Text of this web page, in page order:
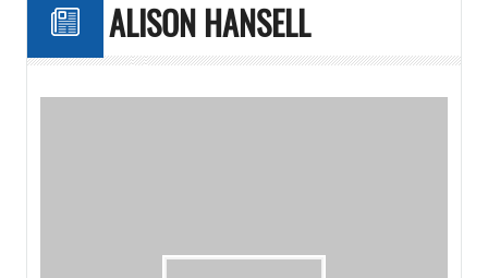
ALISON HANSELL